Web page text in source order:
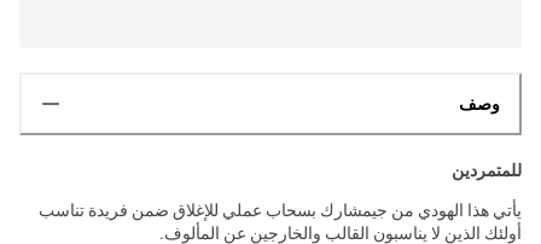
وصف
للمتمردين
يأتي هذا الهودي من جيمشارك بسحاب عملي للإغلاق ضمن فريدة تناسب
أولئك الذين لا يناسبون القالب والخارجين عن المألوف.